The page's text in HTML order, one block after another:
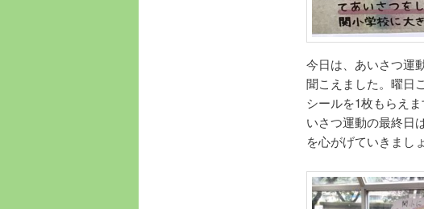
今日は、あいさつ運
聞こえました。曜日
シールを1枚もらえ
いさつ運動の最終日
を心がげていきましょ